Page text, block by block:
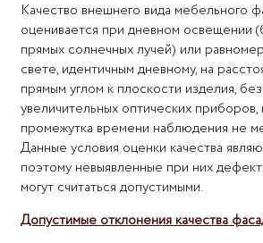
Качество внешнего вида мебельного
оценивается при дневном освещении
прямых солнечных лучей) или
свете, идентичным дневному, на
прямым углом к плоскости изделия,
увеличительных оптических приборов,
промежутка времени наблюдения не
Данные условия оценки качества
поэтому невыявленные при них
могут считаться допустимыми.
Допустимые отклонения качества